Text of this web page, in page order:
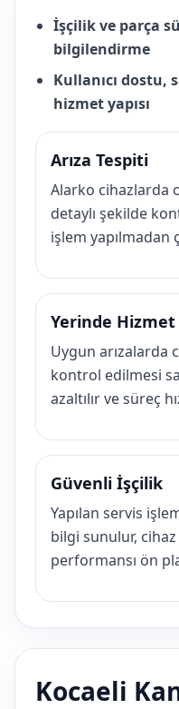
İşçilik ve parça
bilgilendirme
Kullanıcı dostu,
hizmet yapısı
Arıza Tespiti
Alarko cihazlarda
detaylı şekilde
işlem yapılmadan
Yerinde Hizmet
Uygun arızalarda
kontrol edilmesi
azaltılır ve süreç
Güvenli İşçilik
Yapılan servis
bilgi sunulur,
performansı ön
Kocaeli